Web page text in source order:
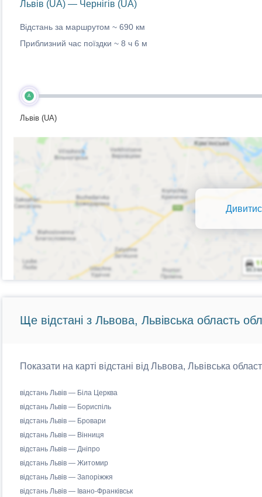
Львів (UA) — Чернігів (UA)
Відстань за маршрутом ~ 690 км
Приблизний час поїздки ~ 8 ч 6 м
A
Львів (UA)
Ще відстані з Львова, Львівська область
Показати на карті відстані від Львова, Львівська
відстань Львів — Біла Церква
відстань Львів — Бориспіль
відстань Львів — Бровари
відстань Львів — Вінниця
відстань Львів — Дніпро
відстань Львів — Житомир
відстань Львів — Запоріжжя
відстань Львів — Івано-Франківськ